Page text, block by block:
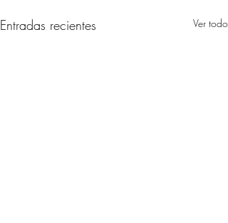
Entradas recientes Ver todo